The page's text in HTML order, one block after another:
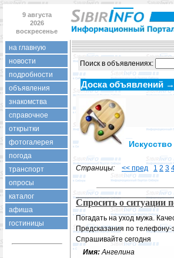
9 августа
2026
воскресенье
на главную
новости
подробности
объявления
знакомства
справочное
открытки
фотогалерея
погода
транспорт
опросы
каталог
афиша
гостиницы
Поиск в объявлениях:
Доска объявлений →
Страницы: << пред 1 2 3
Спросить о ситуации
Погадать на уход мужа.
Предсказания по
Спрашивайте сегодня
Имя:Ангелина